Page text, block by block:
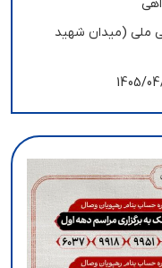
ملی (میدان شهید